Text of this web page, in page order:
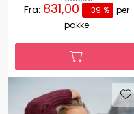
Fra: 831,00 -39 % per
pakke